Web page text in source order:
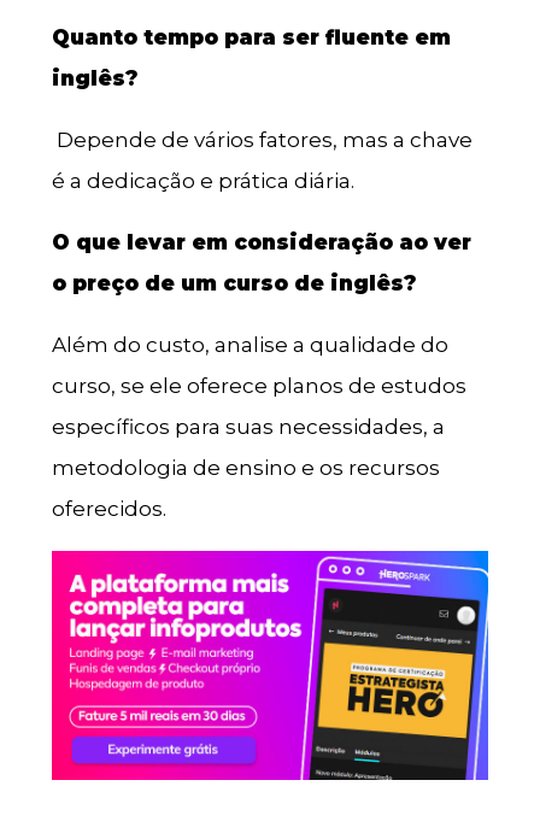
Quanto tempo para ser fluente em
inglês?
Depende de vários fatores, mas a chave
é a dedicação e prática diária.
O que levar em consideração ao ver
o preço de um curso de inglês?
Além do custo, analise a qualidade do
curso, se ele oferece planos de estudos
específicos para suas necessidades, a
metodologia de ensino e os recursos
oferecidos.